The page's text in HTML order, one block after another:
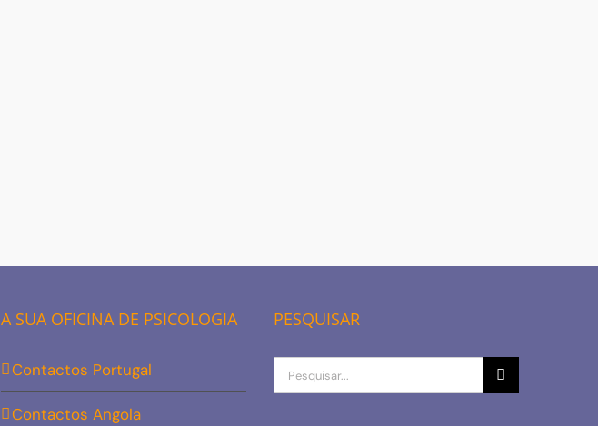
A SUA OFICINA DE PSICOLOGIA
Contactos Portugal
Contactos Angola
PESQUISAR
Procurar
por